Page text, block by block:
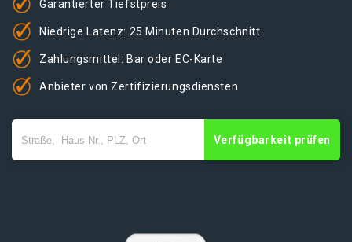
Garantierter Tiefstpreis
Niedrige Latenz: 25 Minuten Durchschnitt
Zahlungsmittel: Bar oder EC-Karte
Anbieter von Zertifizierungsdiensten
Verfügbarkeit prüfen